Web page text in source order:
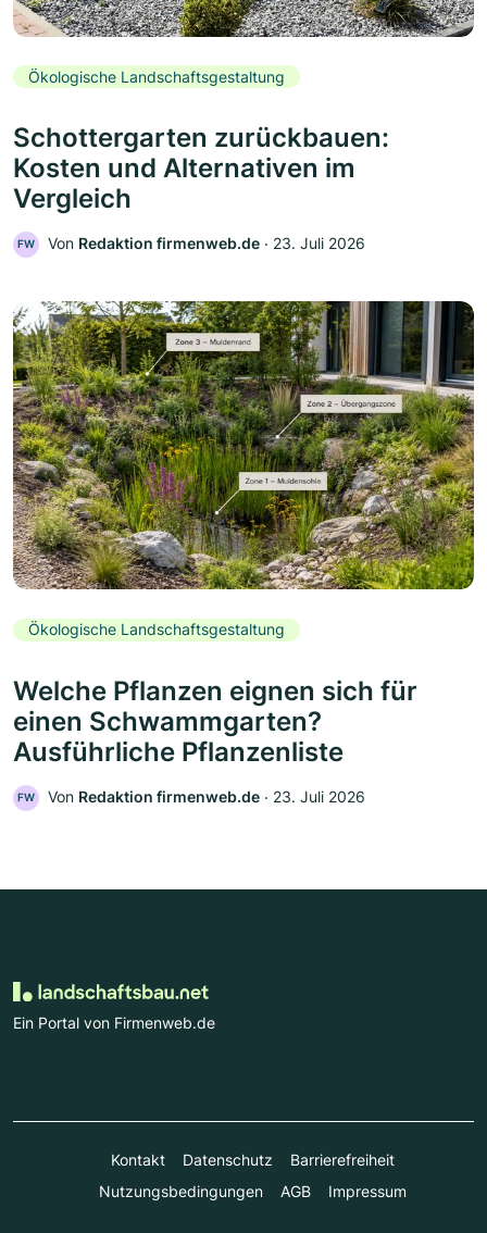
Ökologische Landschaftsgestaltung
Schottergarten zurückbauen:
Kosten und Alternativen im
Vergleich
FW Von Redaktion firmenweb.de ‧ 23. Juli 2026
Ökologische Landschaftsgestaltung
Welche Pflanzen eignen sich für
einen Schwammgarten?
Ausführliche Pflanzenliste
FW Von Redaktion firmenweb.de ‧ 23. Juli 2026
Ein Portal von Firmenweb.de
Kontakt Datenschutz
Barrierefreiheit
Nutzungsbedingungen
AGB Impressum